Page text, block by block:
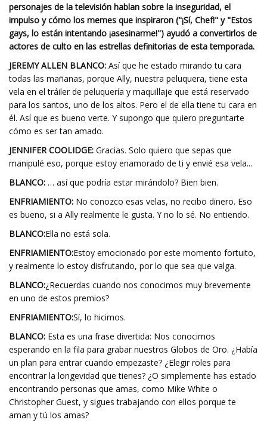
personajes de la televisión hablan sobre la inseguridad, el
impulso y cómo los memes que inspiraron ("¡Sí, Chef!" y "Estos
gays, lo están intentando ¡asesinarme!") ayudó a convertirlos de
actores de culto en las estrellas definitorias de esta temporada.
JEREMY ALLEN BLANCO: Así que he estado mirando tu cara
todas las mañanas, porque Ally, nuestra peluquera, tiene esta
vela en el tráiler de peluquería y maquillaje que está reservado
para los santos, uno de los altos. Pero el de ella tiene tu cara en
él. Así que es bueno verte. Y supongo que quiero preguntarte
cómo es ser tan amado.
JENNIFER COOLIDGE: Gracias. Solo quiero que sepas que
manipulé eso, porque estoy enamorado de ti y envié esa vela...
BLANCO: … así que podría estar mirándolo? Bien bien.
ENFRIAMIENTO: No conozco esas velas, no recibo dinero. Eso
es bueno, si a Ally realmente le gusta. Y no lo sé. No entiendo.
BLANCO:Ella no está sola.
ENFRIAMIENTO:Estoy emocionado por este momento fortuito,
y realmente lo estoy disfrutando, por lo que sea que valga.
BLANCO:¿Recuerdas cuando nos conocimos muy brevemente
en uno de estos premios?
ENFRIAMIENTO:Sí, lo hicimos.
BLANCO: Esta es una frase divertida: Nos conocimos
esperando en la fila para grabar nuestros Globos de Oro. ¿Había
un plan para entrar cuando empezaste? ¿Elegir roles para
encontrar la longevidad que tienes? ¿O simplemente has estado
encontrando personas que amas, como Mike White o
Christopher Guest, y sigues trabajando con ellos porque te
aman y tú los amas?